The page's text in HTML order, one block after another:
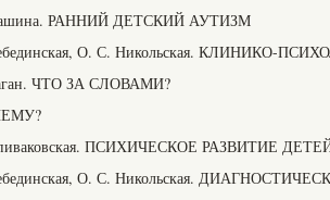
РАННИЙ ДЕТСКИЙ АУТИЗМ
О. С. Никольская. КЛИНИКО-
ЧТО ЗА СЛОВАМИ?
ПСИХИЧЕСКОЕ РАЗВИТИЕ
О. С. Никольская.